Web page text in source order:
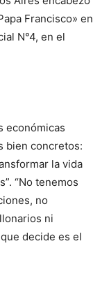
Francisco» en
N°4, en el
económicas
bien concretos:
la vida
“No tenemos
no
ni
decide es el